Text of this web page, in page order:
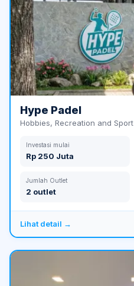
Hype Padel
Hobbies, Recreation and Sport
Investasi mulai
Rp 250 Juta
Jumlah Outlet
2 outlet
Lihat detail →